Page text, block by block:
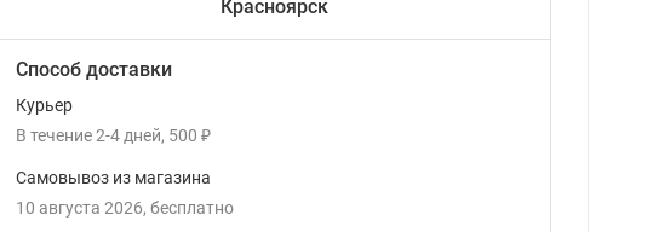
Красноярск
Способ доставки
Курьер
В течение2-4 дней 500 ₽
Самовывоз из магазина
10 августа 2026
Бесплатно